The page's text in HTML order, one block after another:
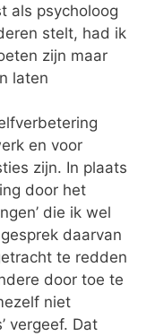
als psycholoog
stelt, had ik
zijn maar
laten
en voor
zijn. In plaats
door het
die ik wel
daarvan
te redden
door toe te
niet
vergeef. Dat